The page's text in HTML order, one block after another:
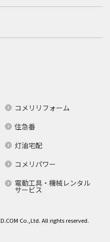
コメリリフォーム
住急番
灯油宅配
コメリパワー
電動工具・機械レンタル
サービス
Co.,Ltd. All rights reserved.